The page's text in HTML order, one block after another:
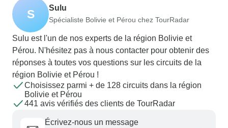
S Sulu
Spécialiste Bolivie et Pérou chez TourRadar
Sulu est l'un de nos experts de la région Bolivie et
Pérou. N'hésitez pas à nous contacter pour obtenir des
réponses à toutes vos questions sur les circuits de la
région Bolivie et Pérou !
Choisissez parmi + de 128 circuits dans la région
Bolivie et Pérou
441 avis vérifiés des clients de TourRadar
Écrivez-nous un message